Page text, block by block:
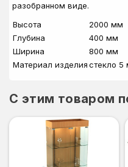
разобранном виде.
Высота
2000 мм
Глубина
400 мм
Ширина
800 мм
Материал изделиястекло
C этим товаром